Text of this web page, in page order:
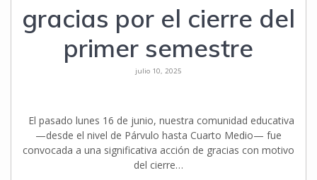
gracias por el cierre del
primer semestre
julio 10, 2025
El pasado lunes 16 de junio, nuestra comunidad educativa
—desde el nivel de Párvulo hasta Cuarto Medio— fue
convocada a una significativa acción de gracias con motivo
del cierre…